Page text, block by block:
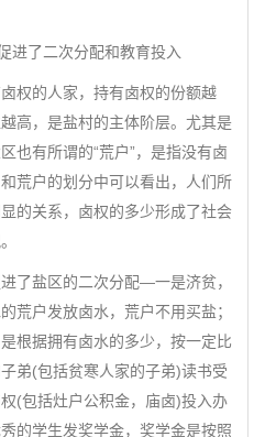
了二次分配和教育投入
的人家，持有卤权的份额越
高，是盐村的主体阶层。尤其是
也有所谓的“荒户”，是指没有卤
荒户的划分中可以看出，人们所
的关系，卤权的多少形成了社会
盐区的二次分配—一是济贫，
荒户发放卤水，荒户不用买盐；
根据拥有卤水的多少，按一定比
弟(包括贫寒人家的子弟)读书受
(包括灶户公积金，庙卤)投入办
的学生发奖学金，奖学金是按照